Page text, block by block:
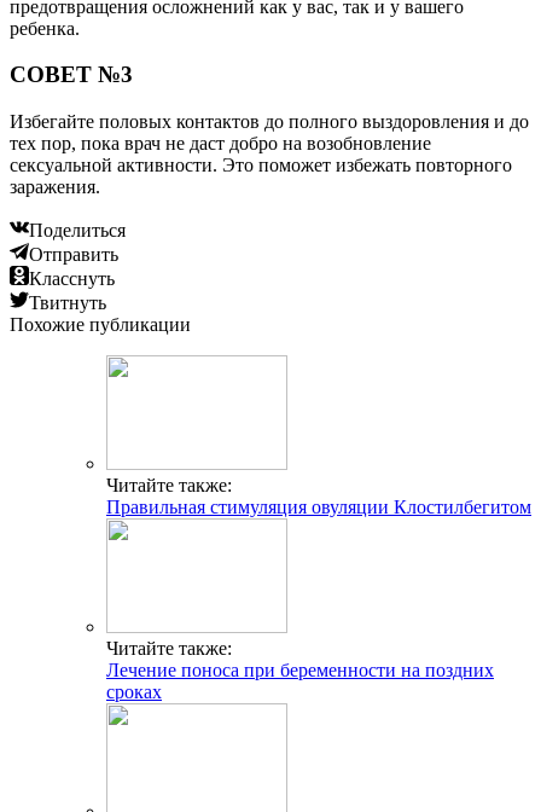
предотвращения осложнений как у вас, так и у вашего
ребенка.
СОВЕТ №3
Избегайте половых контактов до полного выздоровления и до
тех пор, пока врач не даст добро на возобновление
сексуальной активности. Это поможет избежать повторного
заражения.
Поделиться
Отправить
Класснуть
Твитнуть
Похожие публикации
Читайте также:
Правильная стимуляция овуляции Клостилбегитом
Читайте также:
Лечение поноса при беременности на поздних
сроках